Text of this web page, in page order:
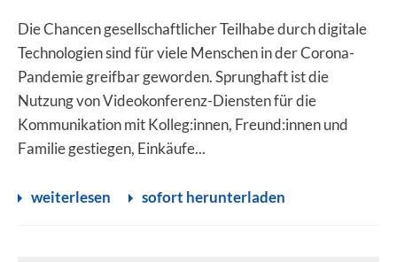
Die Chancen gesellschaftlicher Teilhabe durch digitale
Technologien sind für viele Menschen in der Corona-
Pandemie greifbar geworden. Sprunghaft ist die
Nutzung von Videokonferenz-Diensten für die
Kommunikation mit Kolleg:innen, Freund:innen und
Familie gestiegen, Einkäufe...
weiterlesen sofort herunterladen